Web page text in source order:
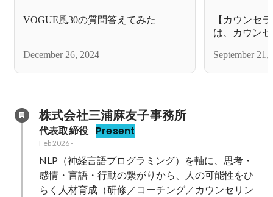
VOGUE風30の質問答えてみた
December 26, 2024
【カウンセ
は、カウン
September 21,
株式会社三浦麻友子事務所
代表取締役 Present
Feb 2026-
NLP（神経言語プログラミング）を軸に、思考・
感情・言語・行動の繋がりから、人の可能性をひ
らく人材育成（研修／コーチング／カウンセリン